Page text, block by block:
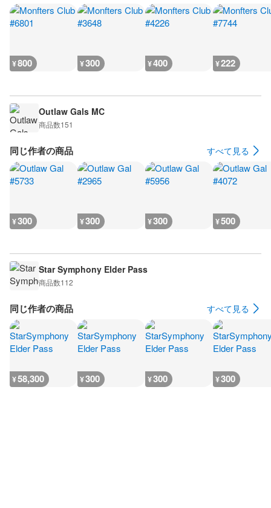
¥800 ¥300 ¥400 ¥222
Outlaw Gals MC
商品数151
同じ作者の商品 すべて見る
¥300 ¥300 ¥300 ¥500
Star Symphony Elder Pass
商品数112
同じ作者の商品 すべて見る
¥58,300 ¥300 ¥300 ¥300